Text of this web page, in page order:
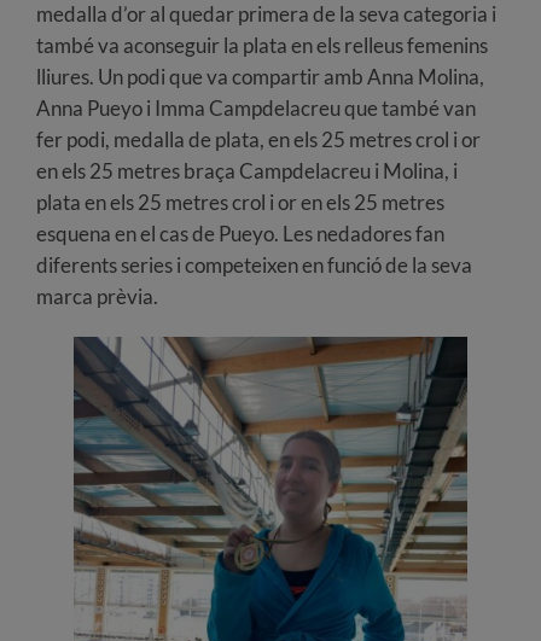
medalla d’or al quedar primera de la seva categoria i
també va aconseguir la plata en els relleus femenins
lliures. Un podi que va compartir amb Anna Molina,
Anna Pueyo i Imma Campdelacreu que també van
fer podi, medalla de plata, en els 25 metres crol i or
en els 25 metres braça Campdelacreu i Molina, i
plata en els 25 metres crol i or en els 25 metres
esquena en el cas de Pueyo. Les nedadores fan
diferents series i competeixen en funció de la seva
marca prèvia.